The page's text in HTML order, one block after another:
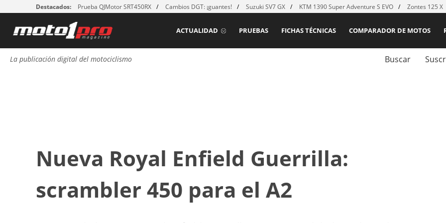
Destacados: Prueba QJMotor SRT450RX Cambios DGT: ¡guantes! Suzuki SV7 GX KTM 1390 Super Adventure S EVO Zontes 125 X
COMPARADOR DE MOTOS
FICHAS TÉCNICAS
PRUEBAS
ACTUALIDAD
La publicación digital del motociclismo Buscar
Nueva Royal Enfield Guerrilla:
scrambler 450 para el A2